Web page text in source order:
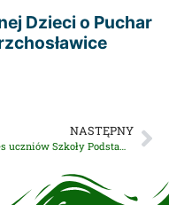
Dzieci o Puchar
NASTĘPNY
Sukces uczniów Szkoły Podstawowej w Rudce!